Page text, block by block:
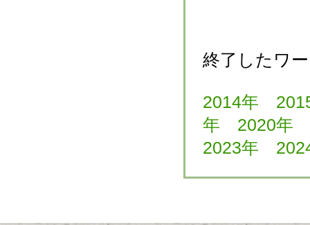
終了したワ
2014年
年
2020年
2023年